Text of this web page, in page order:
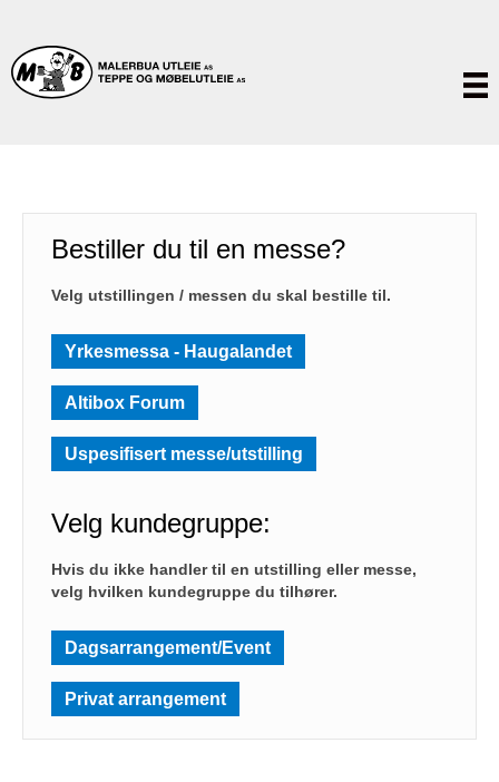
Bestiller du til en messe?
Velg utstillingen / messen du skal bestille til.
Yrkesmessa - Haugalandet
Altibox Forum
Uspesifisert messe/utstilling
Velg kundegruppe:
Hvis du ikke handler til en utstilling eller messe,
velg hvilken kundegruppe du tilhører.
Dagsarrangement/Event
Privat arrangement